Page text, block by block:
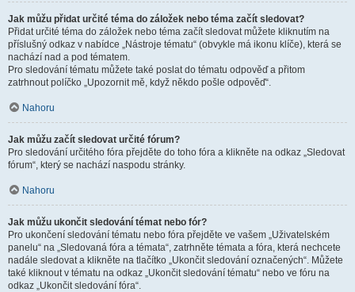
Jak můžu přidat určité téma do záložek nebo téma začít sledovat?
Přidat určité téma do záložek nebo téma začít sledovat můžete kliknutím na
příslušný odkaz v nabídce „Nástroje tématu“ (obvykle má ikonu klíče), která se
nachází nad a pod tématem.
Pro sledování tématu můžete také poslat do tématu odpověď a přitom
zatrhnout políčko „Upozornit mě, když někdo pošle odpověď“.
Nahoru
Jak můžu začít sledovat určité fórum?
Pro sledování určitého fóra přejděte do toho fóra a klikněte na odkaz „Sledovat
fórum“, který se nachází naspodu stránky.
Nahoru
Jak můžu ukončit sledování témat nebo fór?
Pro ukončení sledování tématu nebo fóra přejděte ve vašem „Uživatelském
panelu“ na „Sledovaná fóra a témata“, zatrhněte témata a fóra, která nechcete
nadále sledovat a klikněte na tlačítko „Ukončit sledování označených“. Můžete
také kliknout v tématu na odkaz „Ukončit sledování tématu“ nebo ve fóru na
odkaz „Ukončit sledování fóra“.